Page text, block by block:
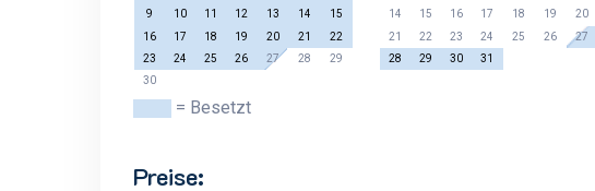
9
10 11 12 13 14
15
16
17 18 19 20 21
22
23
24 25 26 27 28
29
30
14
15 16 17 18 19
20
21
22 23 24 25 26
27
28
29 30 31
= Besetzt
Preise: